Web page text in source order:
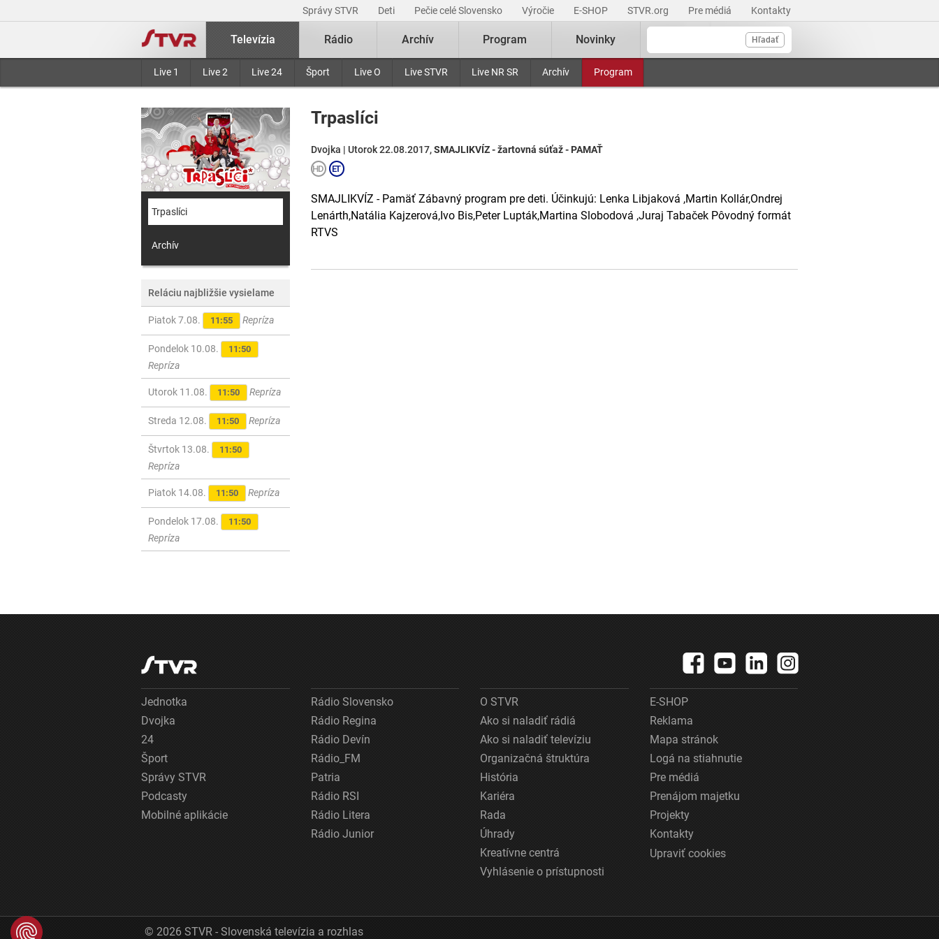
Správy STVR Deti Pečie celé Slovensko Výročie E-SHOP STVR.org Pre médiá Kontakty
Hľadať
Televízia
Live 1 Live 2 Live 24 Šport Live O Live STVR Live NR SR Archív Program
Rádio Archív Program Novinky
Trpaslíci
Archív
Reláciu najbližšie vysielame
Piatok 7.08. 11:55 Repríza
Pondelok 10.08. 11:50
Repríza
Utorok 11.08. 11:50 Repríza
Streda 12.08. 11:50 Repríza
Štvrtok 13.08. 11:50
Repríza
Piatok 14.08. 11:50 Repríza
Pondelok 17.08. 11:50
Repríza
Trpaslíci
Dvojka | Utorok 22.08.2017,SMAJLIKVÍZ - žartovná súťaž - PAMAŤ
SMAJLIKVÍZ - Pamäť Zábavný program pre deti. Účinkujú: Lenka Libjaková ,Martin Kollár,Ondrej
Lenárth,Natália Kajzerová,Ivo Bis,Peter Lupták,Martina Slobodová ,Juraj Tabaček Pôvodný formát
RTVS
Jednotka
Dvojka
24
Šport
Správy STVR
Podcasty
Mobilné aplikácie
Rádio Slovensko
Rádio Regina
Rádio Devín
Rádio_FM
Patria
Rádio RSI
Rádio Litera
Rádio Junior
O STVR
Ako si naladiť rádiá
Ako si naladiť televíziu
Organizačná štruktúra
História
Kariéra
Rada
Úhrady
Kreatívne centrá
Vyhlásenie o prístupnosti
E-SHOP
Reklama
Mapa stránok
Logá na stiahnutie
Pre médiá
Prenájom majetku
Projekty
Kontakty
Upraviť cookies
© 2026 STVR - Slovenská televízia a rozhlas